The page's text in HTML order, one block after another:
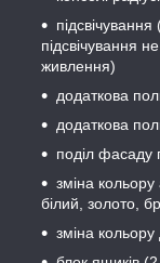
підсвічування
живлення)
додаткова
додаткова
поділ фасаду
зміна кольору
білий, золото,
зміна